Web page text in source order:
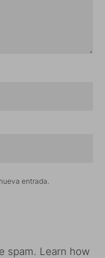
entrada.
spam. Learn how